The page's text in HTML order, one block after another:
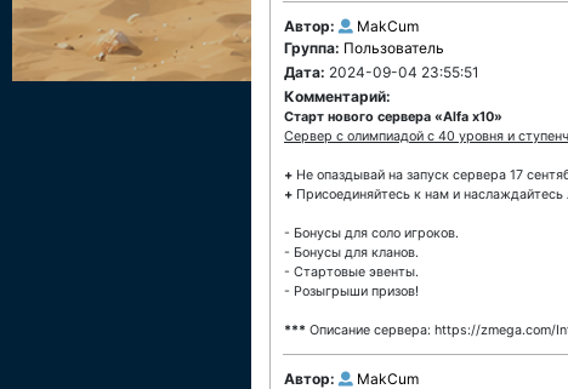
Автор:
MakCum
Группа: Пользователь
Дата: 2024-09-04 23:55:51
Комментарий:
Старт нового сервера «Alfa x10»
Cервер с олимпиадой с 40 уровня и
+ Не опаздывай на запуск сервера 17
+ Присоединяйтесь к нам и
- Бонусы для соло игроков.
- Бонусы для кланов.
- Стартовые эвенты.
- Розыгрыши призов!
*** Описание сервера: https://zmega.com/
Автор:
MakCum